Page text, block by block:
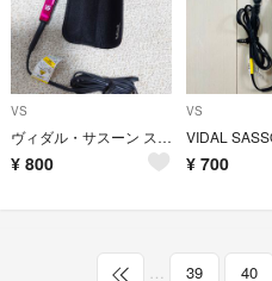
VS
ヴィダル・サスーン ストレートヘアアイロン
¥ 800
VS
¥ 700
… 39 40